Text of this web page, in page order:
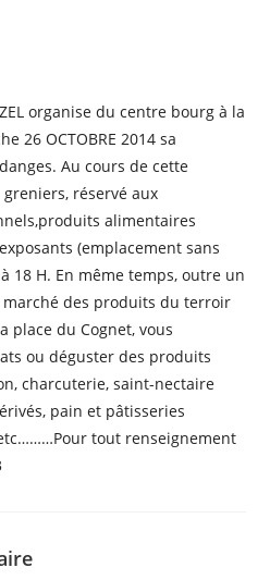
organise du centre bourg à la
26 OCTOBRE 2014 sa
Au cours de cette
réservé aux
alimentaires
(emplacement sans
18 H. En même temps, outre un
des produits du terroir
place du Cognet, vous
ou déguster des produits
charcuterie, saint-nectaire
pain et pâtisseries
tout renseignement